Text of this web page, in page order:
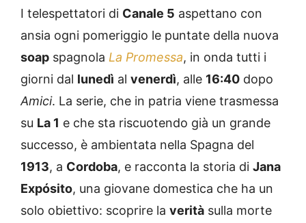
I telespettatori di Canale 5 aspettano con
ansia ogni pomeriggio le puntate della nuova
soap spagnola La Promessa, in onda tutti i
giorni dal lunedì al venerdì, alle 16:40 dopo
Amici. La serie, che in patria viene trasmessa
su La 1 e che sta riscuotendo già un grande
successo, è ambientata nella Spagna del
1913, a Cordoba, e racconta la storia di Jana
Expósito, una giovane domestica che ha un
solo obiettivo: scoprire la verità sulla morte